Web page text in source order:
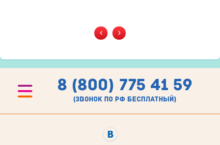
‹ ›
8 (800) 775 41 59
(звонок по рф бесплатный)